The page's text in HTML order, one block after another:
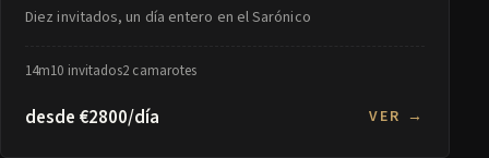
Diez invitados, un día entero en el Sarónico
14m10 invitados2 camarotes
desde €2800/día VER →